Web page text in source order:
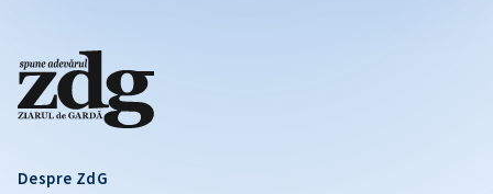
Despre ZdG